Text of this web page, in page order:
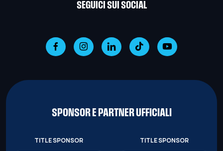
SEGUICI SUI SOCIAL
SPONSOR E PARTNER UFFICIALI
TITLE SPONSOR TITLE SPONSOR